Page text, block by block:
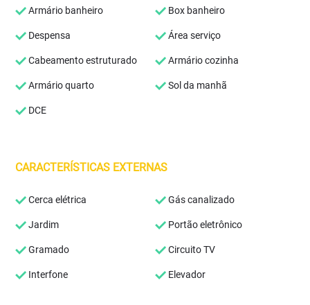
Armário banheiro Box banheiro
Despensa Área serviço
Cabeamento estruturado Armário cozinha
Armário quarto Sol da manhã
DCE
CARACTERÍSTICAS EXTERNAS
Cerca elétrica Gás canalizado
Jardim Portão eletrônico
Gramado Circuito TV
Interfone Elevador